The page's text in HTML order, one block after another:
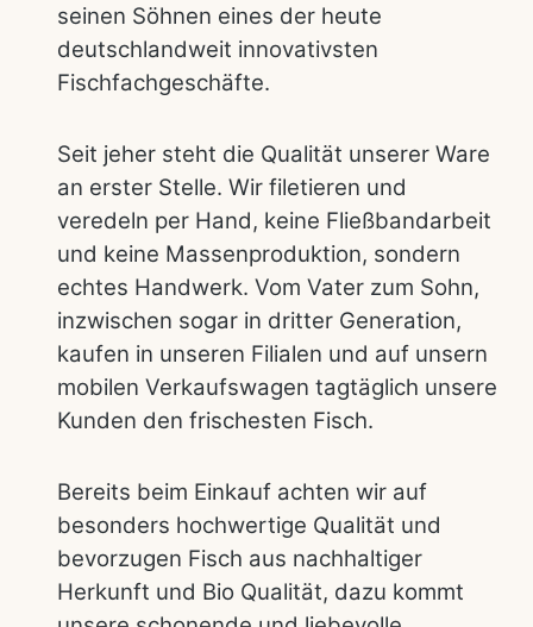
seinen Söhnen eines der heute
deutschlandweit innovativsten
Fischfachgeschäfte.
Seit jeher steht die Qualität unserer Ware
an erster Stelle. Wir filetieren und
veredeln per Hand, keine Fließbandarbeit
und keine Massenproduktion, sondern
echtes Handwerk. Vom Vater zum Sohn,
inzwischen sogar in dritter Generation,
kaufen in unseren Filialen und auf unsern
mobilen Verkaufswagen tagtäglich unsere
Kunden den frischesten Fisch.
Bereits beim Einkauf achten wir auf
besonders hochwertige Qualität und
bevorzugen Fisch aus nachhaltiger
Herkunft und Bio Qualität, dazu kommt